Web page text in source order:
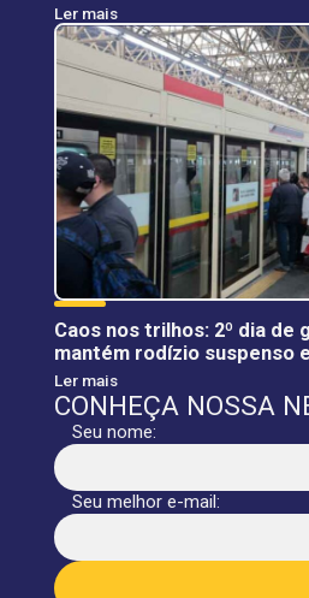
Ler mais
Caos nos trilhos: 2º dia de
mantém rodízio suspenso
Ler mais
CONHEÇA NOSSA
Seu nome:
Seu melhor e-mail: